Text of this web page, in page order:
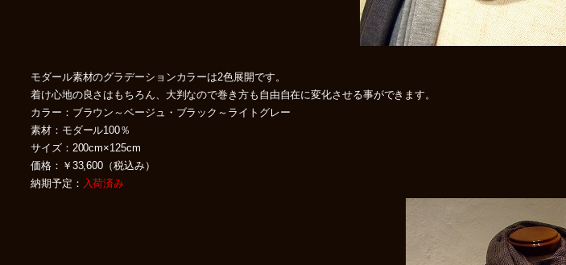
モダール素材のグラデーションカラーは2色展開です。
着け心地の良さはもちろん、大判なので巻き方も自由自在に変化させる事ができます。
カラー：ブラウン～ベージュ・ブラック～ライトグレー
素材：モダール100％
サイズ：200cm×125cm
価格：￥33,600（税込み）
納期予定： 入荷済み